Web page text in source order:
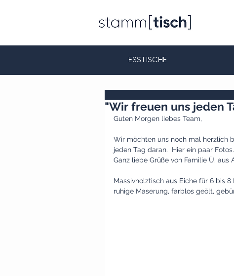
ESSTISCHE
"Wir freuen uns jeden
Guten Morgen liebes Team,
Wir möchten uns noch mal herzlich
jeden Tag daran.  Hier ein paar Fotos.
Ganz liebe Grüße von Familie Ü. aus
Massivholztisch aus Eiche für 6 bis 8
ruhige Maserung, farblos geölt,